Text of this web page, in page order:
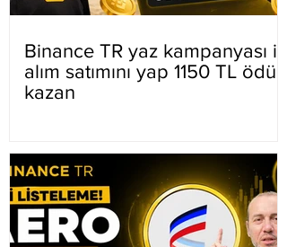
Binance TR yaz kampanyası ilk
alım satımını yap 1150 TL ödül
kazan